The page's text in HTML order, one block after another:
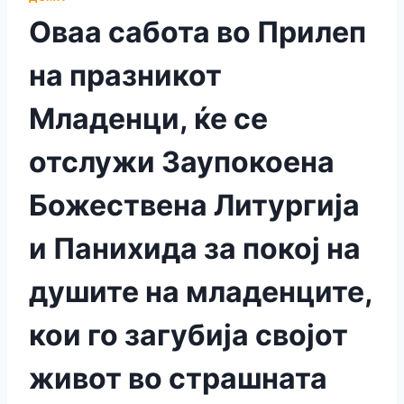
Оваа сабота во Прилеп
на празникот
Младенци, ќе се
отслужи Заупокоена
Божествена Литургија
и Панихида за покој на
душите на младенците,
кои го загубија својот
живот во страшната